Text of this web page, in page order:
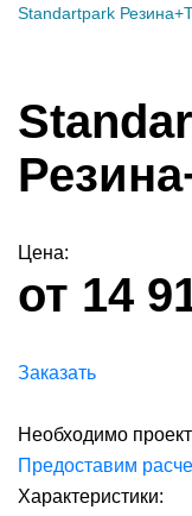
Standartpark
Цена:
от 14
Заказать
Необходимо
Предоставим
Характеристики: